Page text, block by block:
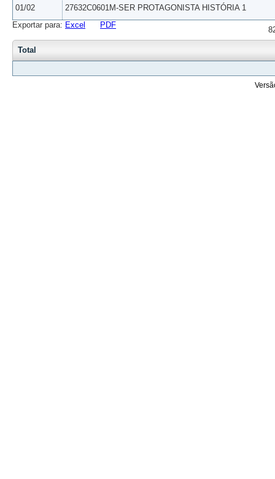
01/02 27632C0601M-SER PROTAGONISTA HISTÓRIA 1
Exportar para: Excel PDF
Total